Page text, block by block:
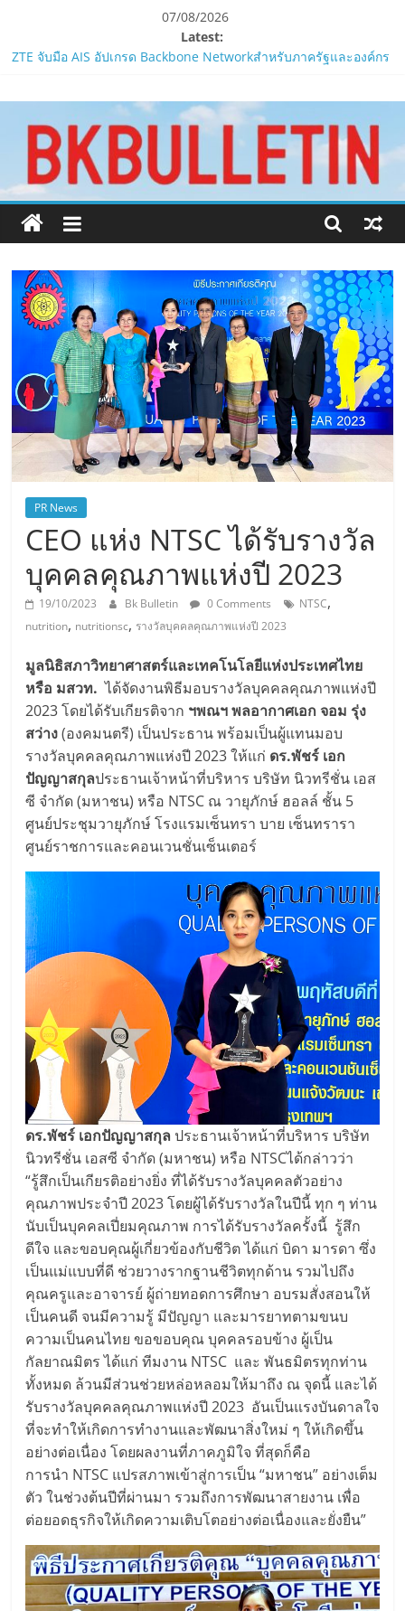
content
07/08/2026
Latest:
Smilegate ฉลองครบรอบ 1 ปี “Lordnine”เปิดตัวเซิร์ฟใหม่ ‘Helena’
ธุรกิจ มุ่งเสริมรากฐานเศรษฐกิจดิจิทัลให้แกร่งยิ่งขึ้น
PIPPER STANDARD® เปิดตัวแชมพูอาบน้ำ และ โฟมอาบแห้งสัตว์
เลี้ยง
ห้ามพลาด! Smilegate เปิดตัว ‘เฮเลนา’ เซิร์ฟเวอร์ใหม่ของ
LORDNINE 29 ก.ค. นี้
LORDNINE ครบรอบ 1 ปี! Smilegate เปิด “Helena” เซิร์ฟฯ ใหม่
พร้อมอาวุธเคียวและศึกกิลด์-PvP เดือดครึ่งปีหลัง 2026
เสนอ
ข่าว
ครบ
ทุก
PR News
CEO แห่ง NTSC ได้รับรางวัล
บุคคลคุณภาพแห่งปี 2023
19/10/2023 Bk Bulletin 0 Comments NTSC,
nutrition, nutritionsc, รางวัลบุคคลคุณภาพแห่งปี 2023
มูลนิธิสภาวิทยาศาสตร์และเทคโนโลยีแห่งประเทศไทย
หรือ มสวท. ได้จัดงานพิธีมอบรางวัลบุคคลคุณภาพแห่งปี
2023 โดยได้รับเกียรติจาก ฯพณฯ พลอากาศเอก จอม รุ่ง
สว่าง(องคมนตรี) เป็นประธาน พร้อมเป็นผู้แทนมอบ
รางวัลบุคคลคุณภาพแห่งปี 2023 ให้แก่ ดร.พัชร์ เอก
ปัญญาสกุลประธานเจ้าหน้าที่บริหาร บริษัท นิวทรีชั่น เอส
ซี จำกัด (มหาชน) หรือ NTSC ณ วายุภักษ์ ฮอลล์ ชั้น 5
ศูนย์ประชุมวายุภักษ์ โรงแรมเซ็นทรา บาย เซ็นทรารา
ศูนย์ราชการและคอนเวนชั่นเซ็นเตอร์
ดร.พัชร์ เอกปัญญาสกุล ประธานเจ้าหน้าที่บริหาร บริษัท
นิวทรีชั่น เอสซี จำกัด (มหาชน) หรือ NTSCได้กล่าวว่า
“รู้สึกเป็นเกียรติอย่างยิ่ง ที่ได้รับรางวัลบุคคลตัวอย่าง
คุณภาพประจำปี 2023 โดยผู้ได้รับรางวัลในปีนี้ ทุก ๆ ท่าน
นับเป็นบุคคลเปี่ยมคุณภาพ การได้รับรางวัลครั้งนี้ รู้สึก
ดีใจ และขอบคุณผู้เกี่ยวข้องกับชีวิต ได้แก่ บิดา มารดา ซึ่ง
เป็นแม่แบบที่ดี ช่วยวางรากฐานชีวิตทุกด้าน รวมไปถึง
คุณครูและอาจารย์ ผู้ถ่ายทอดการศึกษา อบรมสั่งสอนให้
เป็นคนดี จนมีความรู้ มีปัญญา และมารยาทตามขนบ
ความเป็นคนไทย ขอขอบคุณ บุคคลรอบข้าง ผู้เป็น
กัลยาณมิตร ได้แก่ ทีมงาน NTSC และ พันธมิตรทุกท่าน
ทั้งหมด ล้วนมีส่วนช่วยหล่อหลอมให้มาถึง ณ จุดนี้ และได้
รับรางวัลบุคคลคุณภาพแห่งปี 2023 อันเป็นแรงบันดาลใจ
ที่จะทำให้เกิดการทำงานและพัฒนาสิ่งใหม่ ๆ ให้เกิดขึ้น
อย่างต่อเนื่อง โดยผลงานที่ภาคภูมิใจ ที่สุดก็คือ
การนำ NTSC แปรสภาพเข้าสู่การเป็น “มหาชน” อย่างเต็ม
ตัว ในช่วงต้นปีที่ผ่านมา รวมถึงการพัฒนาสายงาน เพื่อ
ต่อยอดธุรกิจให้เกิดความเติบโตอย่างต่อเนื่องและยั่งยืน”